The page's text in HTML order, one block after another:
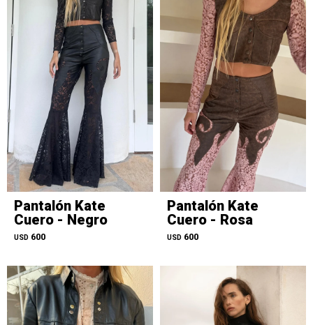
Pantalón Kate
Cuero - Negro
USD 600
Pantalón Kate
Cuero - Rosa
USD 600